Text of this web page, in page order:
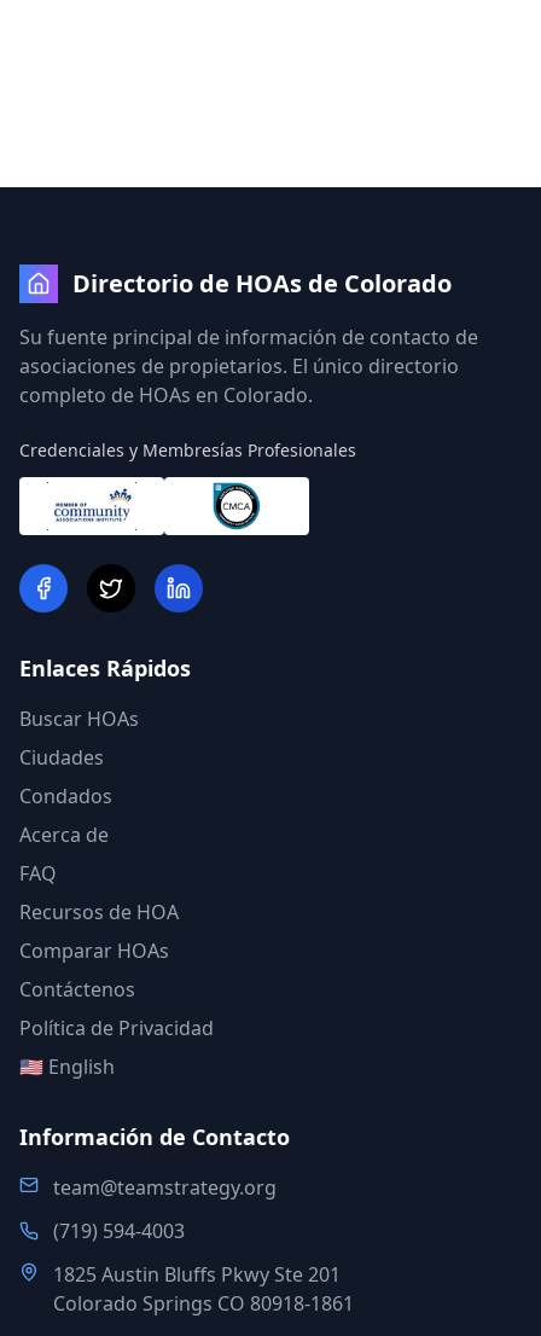
Directorio de HOAs de Colorado
Su fuente principal de información de contacto de
asociaciones de propietarios. El único directorio
completo de HOAs en Colorado.
Credenciales y Membresías Profesionales
Enlaces Rápidos
Buscar HOAs
Ciudades
Condados
Acerca de
FAQ
Recursos de HOA
Comparar HOAs
Contáctenos
Política de Privacidad
🇺🇸 English
Información de Contacto
team@teamstrategy.org
(719) 594-4003
1825 Austin Bluffs Pkwy Ste 201
Colorado Springs CO 80918-1861